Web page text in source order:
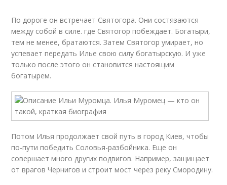
По дороге он встречает Святогора. Они состязаются
между собой в силе. где Святогор побеждает. Богатыри,
тем не менее, братаются. Затем Святогор умирает, но
успевает передать Илье свою силу богатырскую. И уже
только после этого он становится настоящим
богатырем.
Потом Илья продолжает свой путь в город Киев, чтобы
по-пути победить Соловья-разбойника. Еще он
совершает много других подвигов. Например, защищает
от врагов Чернигов и строит мост через реку Смородину.